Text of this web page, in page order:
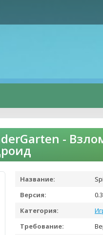
-
Название:
Версия:
Категория:
Требование: